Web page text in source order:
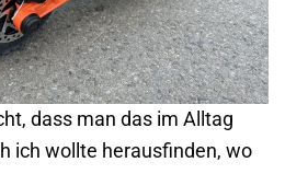
dass man das im Alltag
ich wollte herausfinden, wo